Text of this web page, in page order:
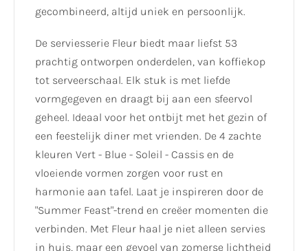
gecombineerd, altijd uniek en persoonlijk.
De serviesserie Fleur biedt maar liefst 53
prachtig ontworpen onderdelen, van koffiekop
tot serveerschaal. Elk stuk is met liefde
vormgegeven en draagt bij aan een sfeervol
geheel. Ideaal voor het ontbijt met het gezin of
een feestelijk diner met vrienden. De 4 zachte
kleuren Vert - Blue - Soleil - Cassis en de
vloeiende vormen zorgen voor rust en
harmonie aan tafel. Laat je inspireren door de
"Summer Feast"-trend en creëer momenten die
verbinden. Met Fleur haal je niet alleen servies
in huis, maar een gevoel van zomerse lichtheid